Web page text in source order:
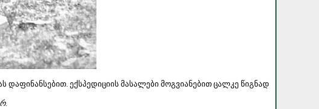
დაფინანსებით. ექსპედიციის მასალები მოგვიანებით ცალკე წიგნად